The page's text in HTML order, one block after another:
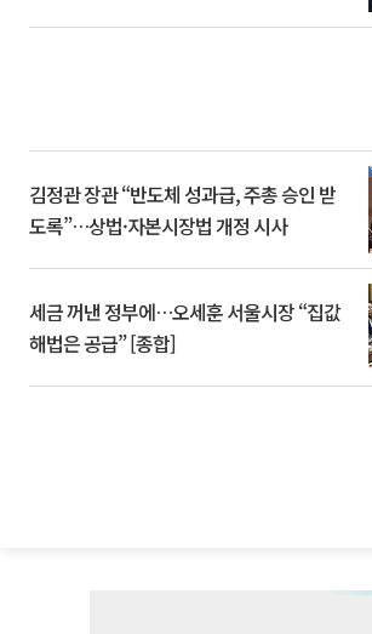
김정관 장관 “반도체 성과급, 주총 승인 받
도록”…상법·자본시장법 개정 시사
세금 꺼낸 정부에…오세훈 서울시장 “집값
해법은 공급” [종합]